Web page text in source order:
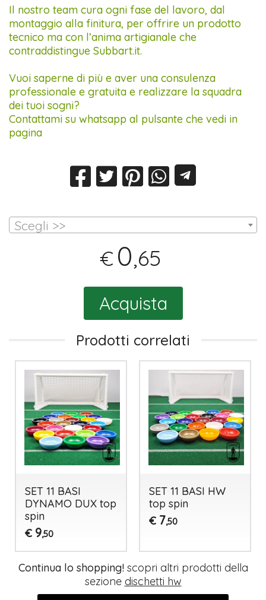
Il nostro team cura ogni fase del lavoro, dal
montaggio alla finitura, per offrire un prodotto
tecnico ma con l’anima artigianale che
contraddistingue Subbart.it.
Vuoi saperne di più e aver una consulenza
professionale e gratuita e realizzare la squadra
dei tuoi sogni?
Contattami su whatsapp al pulsante che vedi in
pagina
Scegli >>
€ 0,65
Acquista
Prodotti correlati
SET 11 BASI
DYNAMO DUX top
spin
€ 9,50
SET 11 BASI HW
top spin
€ 7,50
Continua lo shopping!scopri altri prodotti della
sezione dischetti hw